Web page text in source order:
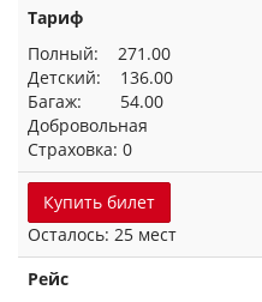
Тариф
Полный: 271.00
Детский: 136.00
Багаж: 54.00
Добровольная
Страховка: 0
Купить билет
Осталось: 25 мест
Рейс